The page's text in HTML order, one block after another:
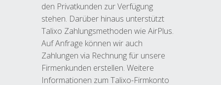
den Privatkunden zur Verfügung
stehen. Darüber hinaus unterstützt
Talixo Zahlungsmethoden wie AirPlus.
Auf Anfrage können wir auch
Zahlungen via Rechnung für unsere
Firmenkunden erstellen. Weitere
Informationen zum Talixo-Firmkonto